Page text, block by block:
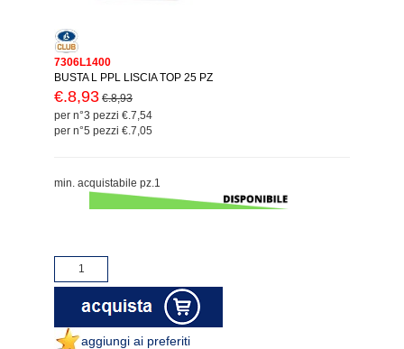
7306L1400
BUSTA L PPL LISCIA TOP 25 PZ
€.8,93 €.8,93
per n°3 pezzi €.7,54
per n°5 pezzi €.7,05
min. acquistabile pz.1
aggiungi ai preferiti